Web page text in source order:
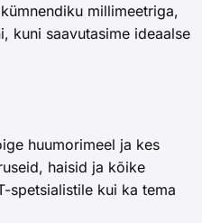
millimeetriga,
kuni saavutasime ideaalse
huumorimeel ja kes
haisid ja kõike
spetsialistile kui ka tema